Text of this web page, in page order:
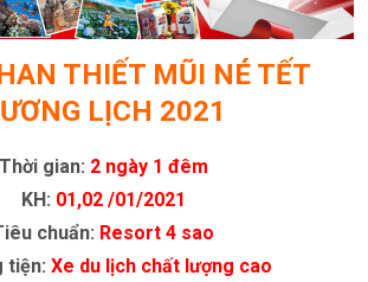
THIẾT MŨI NÉ TẾT
LỊCH 2021
Thời gian: 2 ngày 1 đêm
KH: 01,02 /01/2021
chuẩn: Resort 4 sao
tiện: Xe du lịch chất lượng cao